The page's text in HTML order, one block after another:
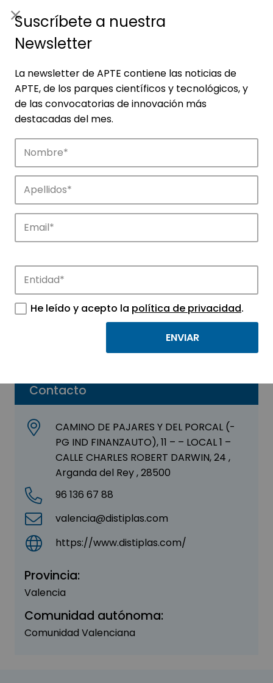
Empresas
Descubre las empresas que impulsan la
innovación en los parques de APTE.
Contacto
CAMINO DE PAJARES Y DEL PORCAL (-
PG IND FINANZAUTO), 11 – – LOCAL 1 –
CALLE CHARLES ROBERT DARWIN, 24 ,
Arganda del Rey , 28500
96 136 67 88
valencia@distiplas.com
https://www.distiplas.com/
Provincia:
Valencia
Comunidad autónoma:
Comunidad Valenciana
DISTIPLAS FLOORS SL
València Parc Tecnològic
Suscríbete a nuestra
Newsletter
La newsletter de APTE contiene las noticias de
APTE, de los parques científicos y tecnológicos, y
de las convocatorias de innovación más
destacadas del mes.
He leído y acepto la política de privacidad.